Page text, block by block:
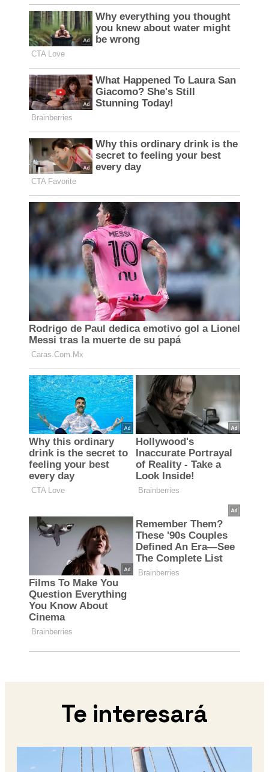
Te interesará